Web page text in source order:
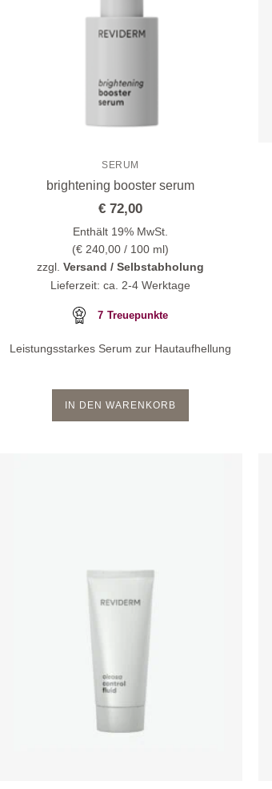
SERUM
brightening booster serum
€ 72,00
Enthält 19% MwSt.
(€ 240,00/ 100 ml)
zzgl. Versand / Selbstabholung
Lieferzeit: ca. 2-4 Werktage
7 Treuepunkte
Leistungsstarkes Serum zur Hautaufhellung
IN DEN WARENKORB